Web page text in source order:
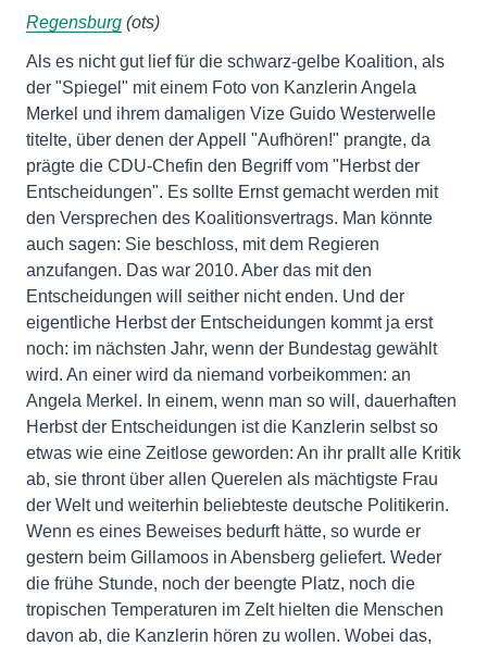
Regensburg (ots)
Als es nicht gut lief für die schwarz-gelbe Koalition, als
der "Spiegel" mit einem Foto von Kanzlerin Angela
Merkel und ihrem damaligen Vize Guido Westerwelle
titelte, über denen der Appell "Aufhören!" prangte, da
prägte die CDU-Chefin den Begriff vom "Herbst der
Entscheidungen". Es sollte Ernst gemacht werden mit
den Versprechen des Koalitionsvertrags. Man könnte
auch sagen: Sie beschloss, mit dem Regieren
anzufangen. Das war 2010. Aber das mit den
Entscheidungen will seither nicht enden. Und der
eigentliche Herbst der Entscheidungen kommt ja erst
noch: im nächsten Jahr, wenn der Bundestag gewählt
wird. An einer wird da niemand vorbeikommen: an
Angela Merkel. In einem, wenn man so will, dauerhaften
Herbst der Entscheidungen ist die Kanzlerin selbst so
etwas wie eine Zeitlose geworden: An ihr prallt alle Kritik
ab, sie thront über allen Querelen als mächtigste Frau
der Welt und weiterhin beliebteste deutsche Politikerin.
Wenn es eines Beweises bedurft hätte, so wurde er
gestern beim Gillamoos in Abensberg geliefert. Weder
die frühe Stunde, noch der beengte Platz, noch die
tropischen Temperaturen im Zelt hielten die Menschen
davon ab, die Kanzlerin hören zu wollen. Wobei das,